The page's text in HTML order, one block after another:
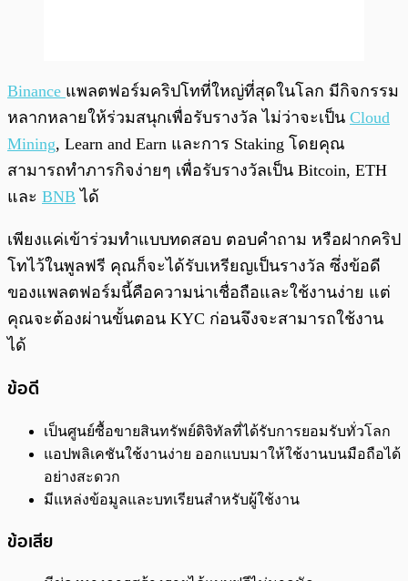
Binance แพลตฟอร์มคริปโทที่ใหญ่ที่สุดในโลก มีกิจกรรม
หลากหลายให้ร่วมสนุกเพื่อรับรางวัล ไม่ว่าจะเป็น Cloud
Mining, Learn and Earn และการ Staking โดยคุณ
สามารถทำภารกิจง่ายๆ เพื่อรับรางวัลเป็น Bitcoin, ETH
และ BNB ได้
เพียงแค่เข้าร่วมทำแบบทดสอบ ตอบคำถาม หรือฝากคริป
โทไว้ในพูลฟรี คุณก็จะได้รับเหรียญเป็นรางวัล ซึ่งข้อดี
ของแพลตฟอร์มนี้คือความน่าเชื่อถือและใช้งานง่าย แต่
คุณจะต้องผ่านขั้นตอน KYC ก่อนจึงจะสามารถใช้งาน
ได้
ข้อดี
เป็นศูนย์ซื้อขายสินทรัพย์ดิจิทัลที่ได้รับการยอมรับทั่วโลก
แอปพลิเคชันใช้งานง่าย ออกแบบมาให้ใช้งานบนมือถือได้
อย่างสะดวก
มีแหล่งข้อมูลและบทเรียนสำหรับผู้ใช้งาน
ข้อเสีย